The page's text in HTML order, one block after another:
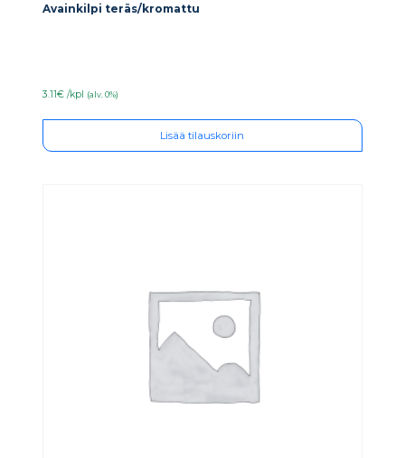
Avainkilpi teräs/kromattu
3.11€ /kpl (alv. 0%)
Lisää tilauskoriin